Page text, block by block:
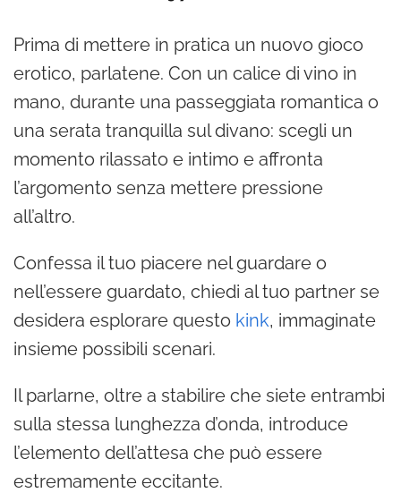
Prima di mettere in pratica un nuovo gioco
erotico, parlatene. Con un calice di vino in
mano, durante una passeggiata romantica o
una serata tranquilla sul divano: scegli un
momento rilassato e intimo e affronta
l’argomento senza mettere pressione
all’altro.
Confessa il tuo piacere nel guardare o
nell’essere guardato, chiedi al tuo partner se
desidera esplorare questo kink, immaginate
insieme possibili scenari.
Il parlarne, oltre a stabilire che siete entrambi
sulla stessa lunghezza d’onda, introduce
l’elemento dell’attesa che può essere
estremamente eccitante.